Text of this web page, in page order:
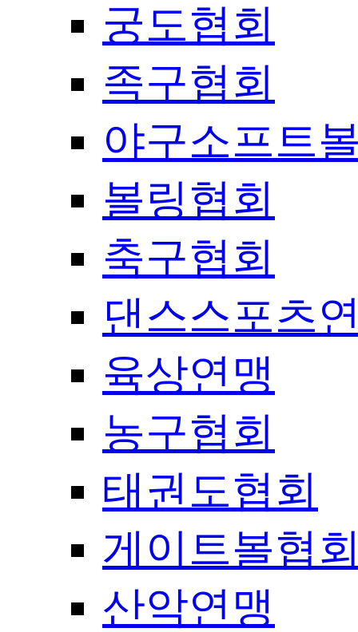
궁도협회
족구협회
야구소프트
볼링협회
축구협회
댄스스포츠
육상연맹
농구협회
태권도협회
게이트볼협
산악연맹